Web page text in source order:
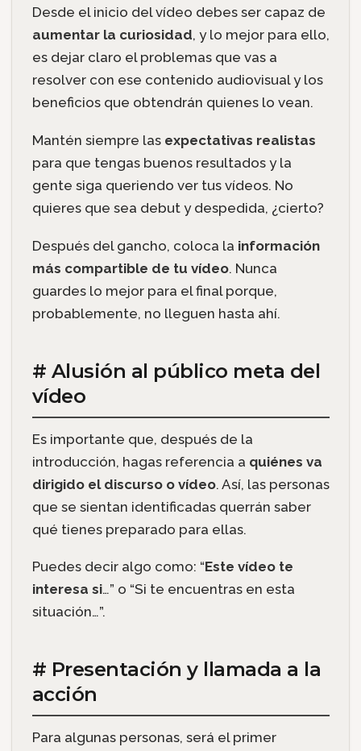
Desde el inicio del vídeo debes ser capaz de
aumentar la curiosidad, y lo mejor para ello,
es dejar claro el problemas que vas a
resolver con ese contenido audiovisual y los
beneficios que obtendrán quienes lo vean.
Mantén siempre las expectativas realistas
para que tengas buenos resultados y la
gente siga queriendo ver tus vídeos. No
quieres que sea debut y despedida, ¿cierto?
Después del gancho, coloca la información
más compartible de tu vídeo. Nunca
guardes lo mejor para el final porque,
probablemente, no lleguen hasta ahí.
# Alusión al público meta del
vídeo
Es importante que, después de la
introducción, hagas referencia a quiénes va
dirigido el discurso o vídeo. Así, las personas
que se sientan identificadas querrán saber
qué tienes preparado para ellas.
Puedes decir algo como: “Este vídeo te
interesa si…” o “Si te encuentras en esta
situación…”.
# Presentación y llamada a la
acción
Para algunas personas, será el primer